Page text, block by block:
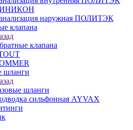
наружная ПОЛИТЭК
клапана
клапана
шланги
шланги
сильфонная AYVAX